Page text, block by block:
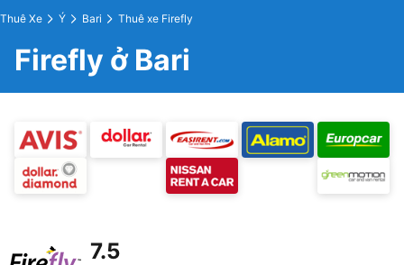
Thuê Xe Ý Bari Thuê xe Firefly
Firefly ở Bari
7.5